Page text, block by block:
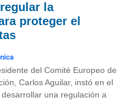
la
proteger el
del Comité Europeo de
Carlos Aguilar, instó en el
una regulación a